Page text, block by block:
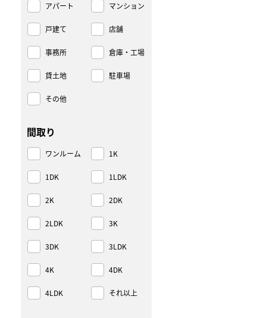
アパート マンション
戸建て 店舗
事務所 倉庫・工場
貸土地 駐車場
その他
間取り
ワンルーム 1K
1DK 1LDK
2K 2DK
2LDK 3K
3DK 3LDK
4K 4DK
4LDK それ以上